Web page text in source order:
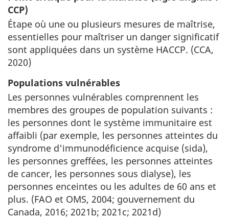
CCP)
Étape où une ou plusieurs mesures de maîtrise,
essentielles pour maîtriser un danger significatif
sont appliquées dans un système HACCP. (CCA,
2020)
Populations vulnérables
Les personnes vulnérables comprennent les
membres des groupes de population suivants :
les personnes dont le système immunitaire est
affaibli (par exemple, les personnes atteintes du
syndrome d'immunodéficience acquise (sida),
les personnes greffées, les personnes atteintes
de cancer, les personnes sous dialyse), les
personnes enceintes ou les adultes de 60 ans et
plus. (FAO et OMS, 2004; gouvernement du
Canada, 2016; 2021b; 2021c; 2021d)